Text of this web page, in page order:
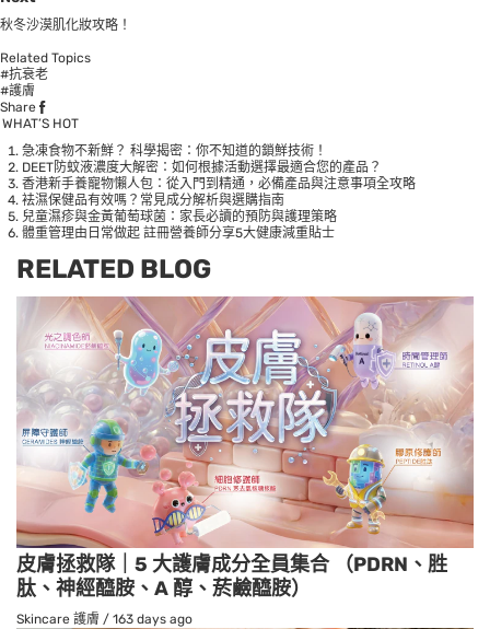
秋冬沙漠肌化妝攻略！
Related Topics
#抗衰老
#護膚
Share
WHAT’S HOT
急凍食物不新鮮？ 科學揭密：你不知道的鎖鮮技術！
DEET防蚊液濃度大解密：如何根據活動選擇最適合您的產品？
香港新手養寵物懶人包：從入門到精通，必備產品與注意事項全攻略
袪濕保健品有效嗎？常見成分解析與選購指南
兒童濕疹與金黃葡萄球菌：家長必讀的預防與護理策略
體重管理由日常做起 註冊營養師分享5大健康減重貼士
RELATED BLOG
皮膚拯救隊｜5 大護膚成分全員集合 （PDRN、胜
肽、神經醯胺、A 醇、菸鹼醯胺）
Skincare 護膚 / 163 days ago